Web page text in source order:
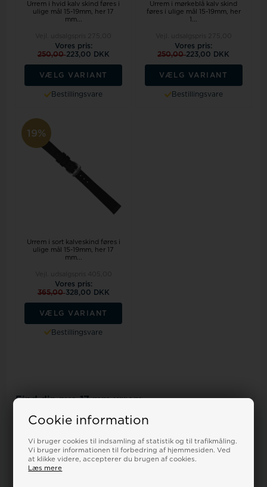
Cookie information
Vi bruger cookies til indsamling af statistik og til trafikmåling.
Vi bruger informationen til forbedring af hjemmesiden. Ved
at klikke videre, accepterer du brugen af cookies.
Læs mere
Urrem i hvid kalv skind føres i
ulige mål 15-19mm, her 17
mm...
Vores pris:
250,00223,00 DKK
VÆLG VARIANT
Bestillingsvare
Urrem i mørkeblå kalv skind
føres i ulige mål 15-19mm, her
1...
Vores pris:
250,00223,00 DKK
VÆLG VARIANT
Bestillingsvare
19%
Urrem i sort kalveskind føres i
ulige mål 15-19mm, her 17
mm...
Vores pris:
365,00328,00 DKK
VÆLG VARIANT
Bestillingsvare
Find din nye 17 mm urrem
At vælge den rette urrem kan give dit ur et helt nyt liv og udtryk.
En ny rem giver dig mulighed for at tilpasse uret til din personlige
at kombinere det ønskede udseende med den komfort, du har
brug for i hverdagen, så dit ur føles som en naturlig del af din
garderobe.